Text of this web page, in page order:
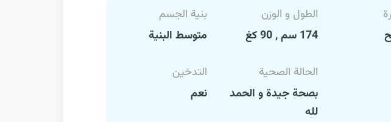
الطول و الوزن
174 سم , 90 كغ
بنية الجسم
متوسط البنية
الحالة الصحية
بصحة جيدة و الحمد
لله
التدخين
نعم